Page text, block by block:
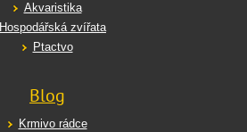
Akvaristika
Hospodářská zvířata
Ptactvo
Blog
Krmivo rádce